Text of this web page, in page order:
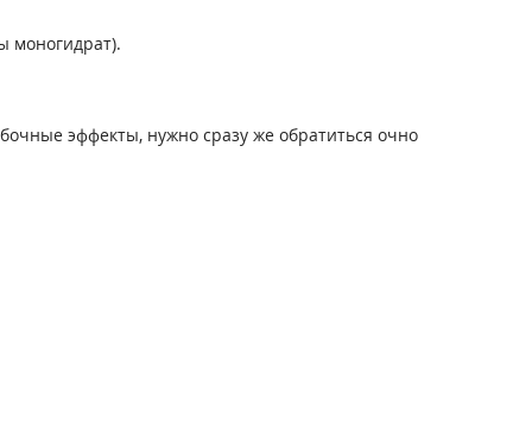
моногидрат).
эффекты, нужно сразу же обратиться очно